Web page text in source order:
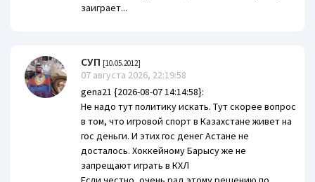
заиграет...
СУП [10.05.2012]
07 августа 2026, 22:19:58
gena21 {2026-08-07 14:14:58}:
Не надо тут политику искать. Тут скорее вопрос
в том, что игровой спорт в Казахстане живет на
гос деньги. И этих гос денег Астане не
досталось. Хоккейному Барысу же не
запрещают играть в КХЛ